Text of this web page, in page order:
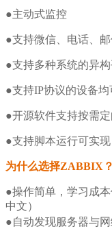
●主动式监控
●支持微信、电话、
●支持多种系统的异构
●支持IP协议的设备均
●开源软件支持按需
●支持脚本运行可实
为什么选择ZABBIX ？
●操作简单，学
中文
●自动发现服